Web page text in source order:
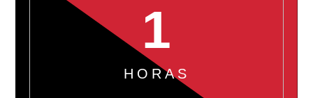
HORAS
1